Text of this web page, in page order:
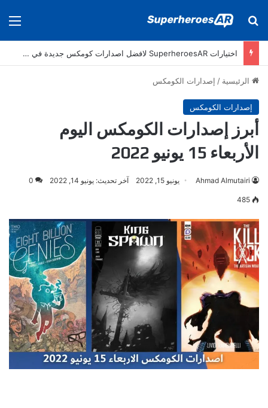
بحث عن
اختيارات SuperheroesAR لافضل اصدارات كومكس جديدة في سنة 2024
الرئيسية / إصدارات الكومكس
إصدارات الكومكس
أبرز إصدارات الكومكس اليوم
الأربعاء 15 يونيو 2022
Ahmad Almutairi يونيو 15, 2022 آخر تحديث: يونيو 14, 2022 0
485